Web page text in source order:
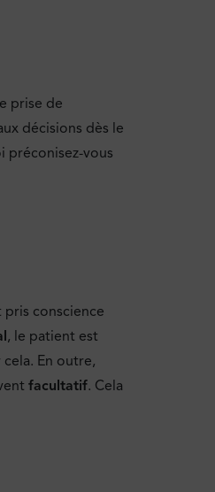
prise de
décisions dès le
préconisez-vous
pris conscience
, le patient est
En outre,
facultatif. Cela